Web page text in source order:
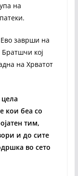
на
заврши на
кој
на Хрватот
цела
кои беа со
тим,
и до сите
во сето